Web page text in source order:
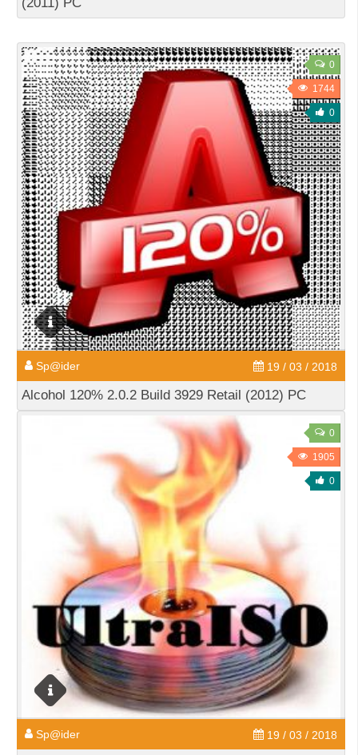
0
1744
0
Sp@ider 19 / 03 / 2018
Alcohol 120% 2.0.2 Build 3929 Retail (2012) PC
0
1905
0
Sp@ider 19 / 03 / 2018